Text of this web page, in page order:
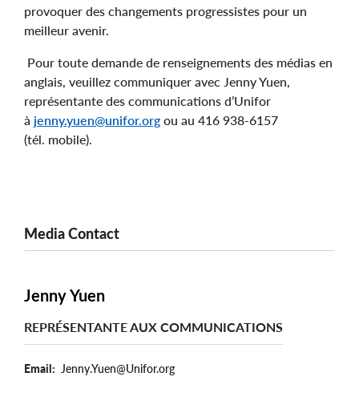
provoquer des changements progressistes pour un
meilleur avenir.
Pour toute demande de renseignements des médias en
anglais, veuillez communiquer avec Jenny Yuen,
représentante des communications d’Unifor
à jenny.yuen@unifor.org ou au 416 938-6157
(tél. mobile).
Media Contact
Jenny Yuen
REPRÉSENTANTE AUX COMMUNICATIONS
Email Jenny.Yuen@Unifor.org